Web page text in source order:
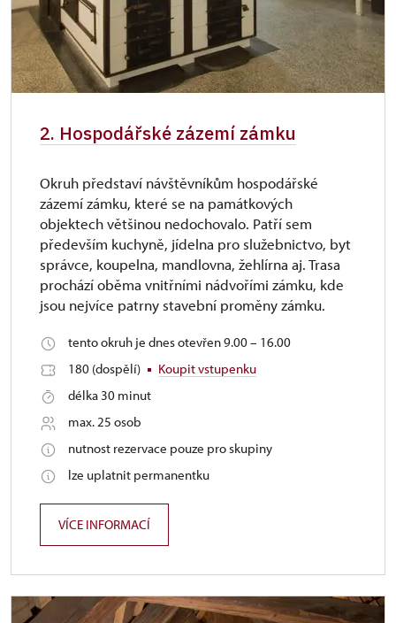
2. Hospodářské zázemí zámku
Okruh představí návštěvníkům hospodářské
zázemí zámku, které se na památkových
objektech většinou nedochovalo. Patří sem
především kuchyně, jídelna pro služebnictvo, byt
správce, koupelna, mandlovna, žehlírna aj. Trasa
prochází oběma vnitřními nádvořími zámku, kde
jsou nejvíce patrny stavební proměny zámku.
tento okruh je dnes otevřen 9.00 – 16.00
180 (dospělí)
Koupit vstupenku
délka 30 minut
max. 25 osob
nutnost rezervace pouze pro skupiny
lze uplatnit permanentku
VÍCE INFORMACÍ